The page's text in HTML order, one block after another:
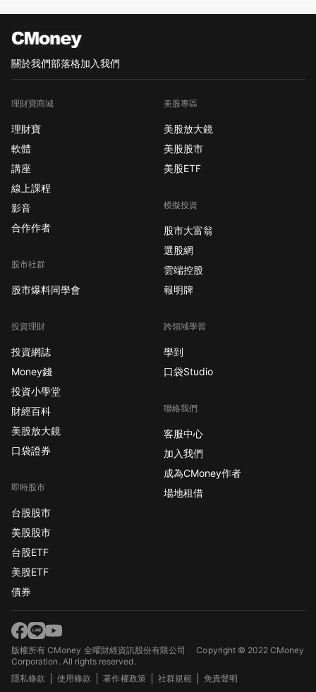
關於我們部落格加入我們
理財寶商城
理財寶
軟體
講座
線上課程
影音
合作作者
股市社群
股市爆料同學會
投資理財
投資網誌
Money錢
投資小學堂
財經百科
美股放大鏡
口袋證券
即時股市
台股股市
美股股市
台股ETF
美股ETF
債券
美股專區
美股放大鏡
美股股市
美股ETF
模擬投資
股市大富翁
選股網
雲端控股
報明牌
跨領域學習
學到
口袋Studio
聯絡我們
客服中心
加入我們
成為CMoney作者
場地租借
版權所有 CMoney 全曜財經資訊股份有限公司Copyright © 2022 CMoney
Corporation. All rights reserved.
隱私條款
使用條款 著作權政策 社群規範 免責聲明